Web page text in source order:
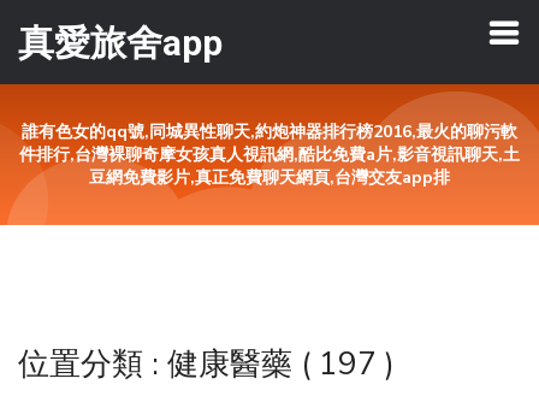
真愛旅舍app
誰有色女的qq號,同城異性聊天,約炮神器排行榜2016,最火的聊污軟
件排行,台灣裸聊奇摩女孩真人視訊網,酷比免費a片,影音視訊聊天,土
豆網免費影片,真正免費聊天網頁,台灣交友app排
位置分類 : 健康醫藥 ( 197 )